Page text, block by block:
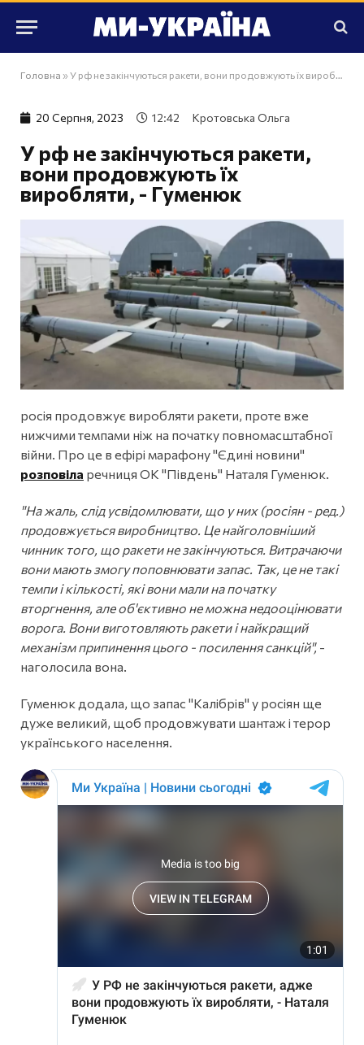
Головна » У рф не закінчуються ракети, вони продовжують їх виробляти, - Гуменюк
20 Серпня, 2023 12:42 Кротовська Ольга
У рф не закінчуються ракети,
вони продовжують їх
виробляти, - Гуменюк
росія продовжує виробляти ракети, проте вже
нижчими темпами ніж на початку повномасштабної
війни. Про це в ефірі марафону "Єдині новини"
розповіла речниця ОК "Південь" Наталя Гуменюк.
"На жаль, слід усвідомлювати, що у них (росіян - ред.)
продовжується виробництво. Це найголовніший
чинник того, що ракети не закінчуються. Витрачаючи
вони мають змогу поповнювати запас. Так, це не такі
темпи і кількості, які вони мали на початку
вторгнення, але об'єктивно не можна недооцінювати
ворога. Вони виготовляють ракети і найкращий
механізм припинення цього - посилення санкцій", -
наголосила вона.
Гуменюк додала, що запас "Калібрів" у росіян ще
дуже великий, щоб продовжувати шантаж і терор
українського населення.